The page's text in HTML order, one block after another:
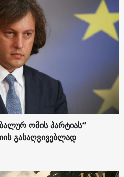
ომის პარტიას“
გასაღვივებლად